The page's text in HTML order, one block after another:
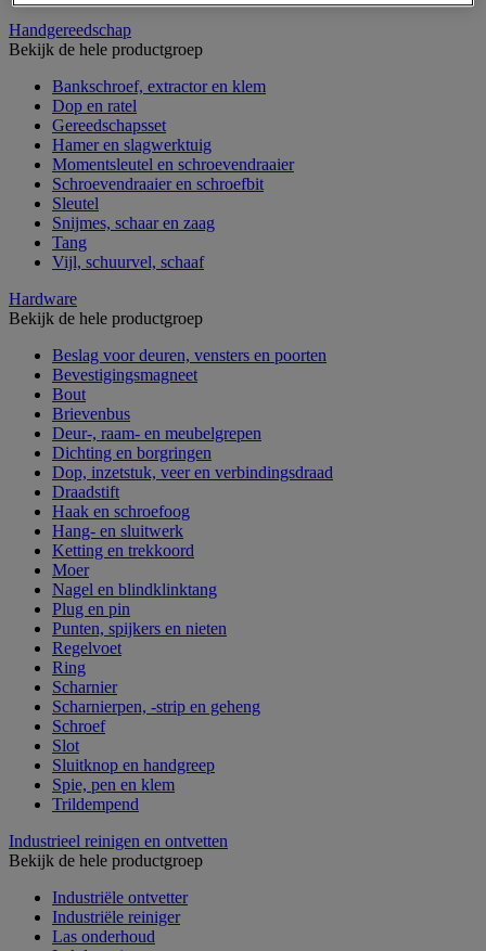
Handgereedschap
Bekijk de hele productgroep
Bankschroef, extractor en klem
Dop en ratel
Gereedschapsset
Hamer en slagwerktuig
Momentsleutel en schroevendraaier
Schroevendraaier en schroefbit
Sleutel
Snijmes, schaar en zaag
Tang
Vijl, schuurvel, schaaf
Hardware
Bekijk de hele productgroep
Beslag voor deuren, vensters en poorten
Bevestigingsmagneet
Bout
Brievenbus
Deur-, raam- en meubelgrepen
Dichting en borgringen
Dop, inzetstuk, veer en verbindingsdraad
Draadstift
Haak en schroefoog
Hang- en sluitwerk
Ketting en trekkoord
Moer
Nagel en blindklinktang
Plug en pin
Punten, spijkers en nieten
Regelvoet
Ring
Scharnier
Scharnierpen, -strip en geheng
Schroef
Slot
Sluitknop en handgreep
Spie, pen en klem
Trildempend
Industrieel reinigen en ontvetten
Bekijk de hele productgroep
Industriële ontvetter
Industriële reiniger
Las onderhoud